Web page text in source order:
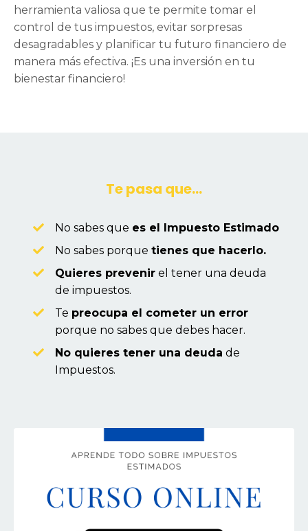
herramienta valiosa que te permite tomar el
control de tus impuestos, evitar sorpresas
desagradables y planificar tu futuro financiero de
manera más efectiva. ¡Es una inversión en tu
bienestar financiero!
Te pasa que...
No sabes que es el Impuesto Estimado
No sabes porque tienes que hacerlo.
Quieres prevenir el tener una deuda
de impuestos.
Te preocupa el cometer un error
porque no sabes que debes hacer.
No quieres tener una deuda de
Impuestos.